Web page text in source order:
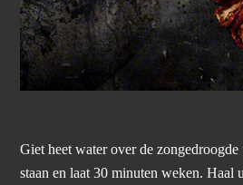
Giet heet water over de
staan en laat 30 minuten weken. Haal